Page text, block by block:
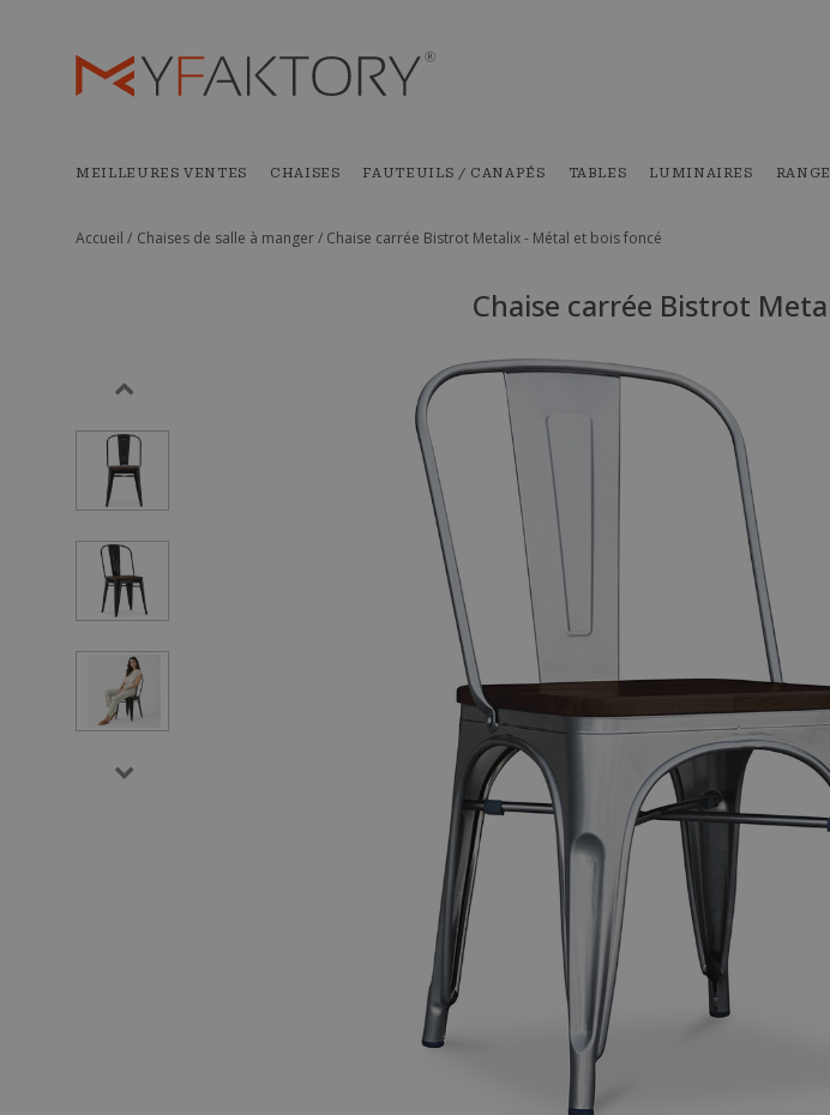
MEILLEURES VENTES CHAISES FAUTEUILS / CANAPÉS TABLES LUMINAIRES
Accueil / Chaises de salle à manger / Chaise carrée Bistrot Metalix - Métal et bois foncé
Chaise carrée Bistrot